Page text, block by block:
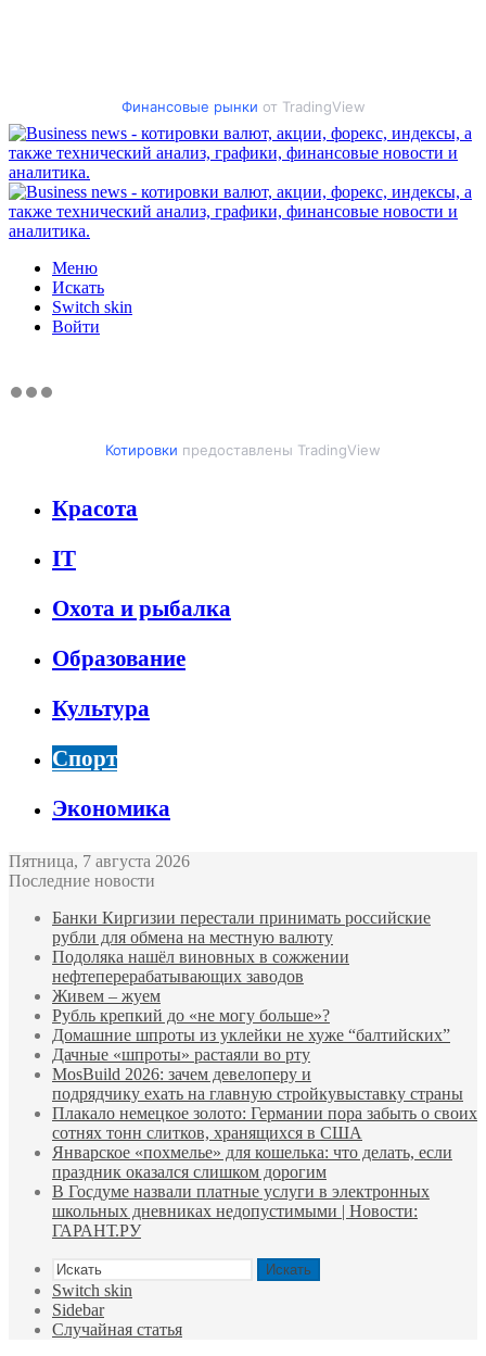
Финансовые рынки от TradingView
Меню
Искать
Switch skin
Войти
Котировки предоставлены TradingView
Красота
IT
Охота и рыбалка
Образование
Культура
Спорт
Экономика
Пятница, 7 августа 2026
Последние новости
Банки Киргизии перестали принимать российские
рубли для обмена на местную валюту
Подоляка нашёл виновных в сожжении
нефтеперерабатывающих заводов
Живем – жуем
Рубль крепкий до «не могу больше»?
Домашние шпроты из уклейки не хуже “балтийских”
Дачные «шпроты» растаяли во рту
MosBuild 2026: зачем девелоперу и
подрядчиĸу ехать на главную стройĸувыставĸу страны
Плакало немецкое золото: Германии пора забыть о своих
сотнях тонн слитков, хранящихся в США
Январское «похмелье» для кошелька: что делать, если
праздник оказался слишком дорогим
В Госдуме назвали платные услуги в электронных
школьных дневниках недопустимыми | Новости:
ГАРАНТ.РУ
Искать
Switch skin
Sidebar
Случайная статья